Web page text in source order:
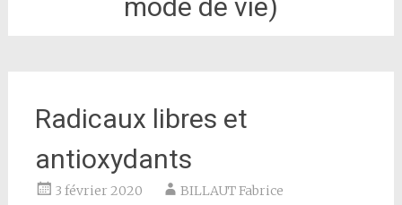
mode de vie)
Radicaux libres et
antioxydants
3 février 2020 BILLAUT Fabrice